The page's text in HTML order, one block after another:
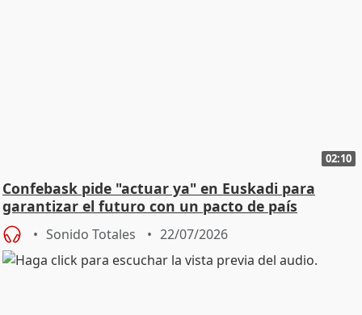
02:10
Confebask pide "actuar ya" en Euskadi para
garantizar el futuro con un pacto de país
Sonido Totales 22/07/2026